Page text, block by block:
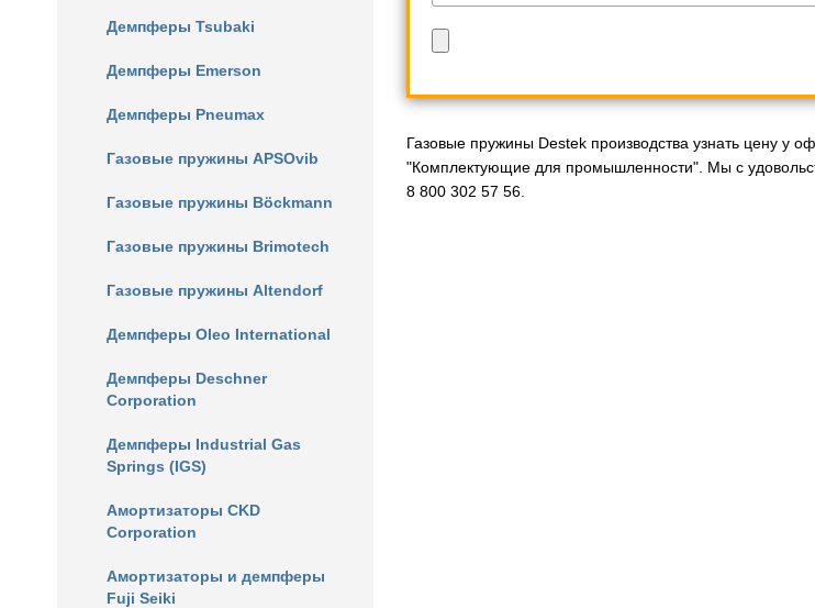
Демпферы Tsubaki
Демпферы Emerson
Демпферы Pneumax
Газовые пружины APSOvib
Газовые пружины Böckmann
Газовые пружины Brimotech
Газовые пружины Altendorf
Демпферы Oleo International
Демпферы Deschner
Corporation
Демпферы Industrial Gas
Springs (IGS)
Амортизаторы CKD
Corporation
Амортизаторы и демпферы
Fuji Seiki
Газовые пружины Destek производства узнать цену у
"Комплектующие для промышленности". Мы с
8 800 302 57 56.